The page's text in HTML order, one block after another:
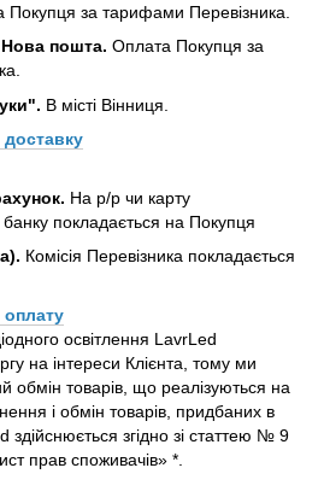
Покупця за тарифами Перевізника.
пошта. Оплата Покупця за
В місті Вінниця.
доставку
На р/р чи карту
банку покладається на Покупця
Комісія Перевізника покладається
оплату
освітлення LavrLed
на інтереси Клієнта, тому ми
обмін товарів, що реалізуються на
і обмін товарів, придбаних в
здійснюється згідно зі статтею № 9
прав споживачів» *.